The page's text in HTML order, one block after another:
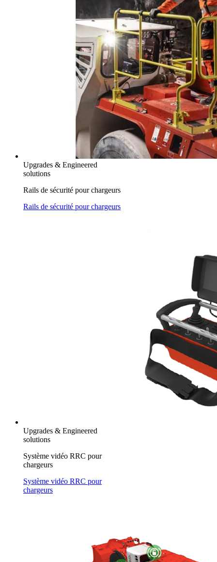
Upgrades & Engineered
solutions
Rails de sécurité pour chargeurs
Rails de sécurité pour chargeurs
Upgrades & Engineered
solutions
Système vidéo RRC pour
chargeurs
Système vidéo RRC pour
chargeurs